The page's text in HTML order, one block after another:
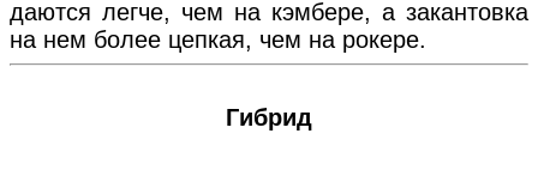
даются легче, чем на кэмбере, а закантовка
на нем более цепкая, чем на рокере.
Гибрид